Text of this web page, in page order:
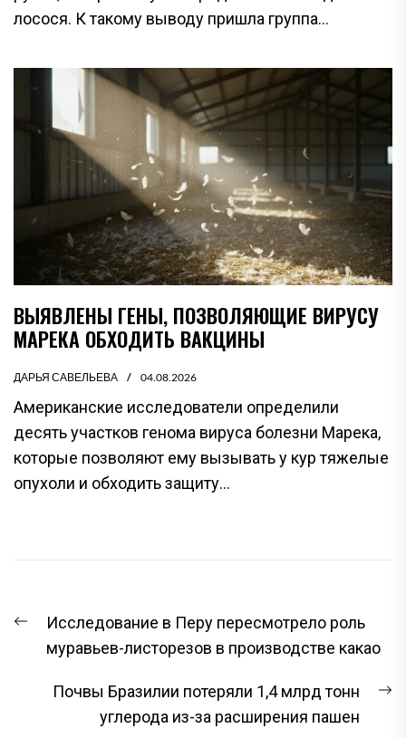
лосося. К такому выводу пришла группа...
ВЫЯВЛЕНЫ ГЕНЫ, ПОЗВОЛЯЮЩИЕ ВИРУСУ
МАРЕКА ОБХОДИТЬ ВАКЦИНЫ
ДАРЬЯ САВЕЛЬЕВА 04.08.2026
Американские исследователи определили
десять участков генома вируса болезни Марека,
которые позволяют ему вызывать у кур тяжелые
опухоли и обходить защиту...
ПО
ЗАПИСЯМ
Предыдущая
запись:
Исследование в Перу пересмотрело роль
муравьев-листорезов в производстве какао
Почвы Бразилии потеряли 1,4 млрд тонн
углерода из-за расширения пашен